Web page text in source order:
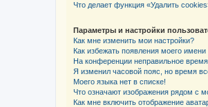
Что делает функция «Удалить
Параметры и настройки
Как мне изменить мои настройки?
Как избежать появления моего
На конференции неправильное
Я изменил часовой пояс, но время
Моего языка нет в списке!
Что означают изображения рядом с
Как мне включить отображение